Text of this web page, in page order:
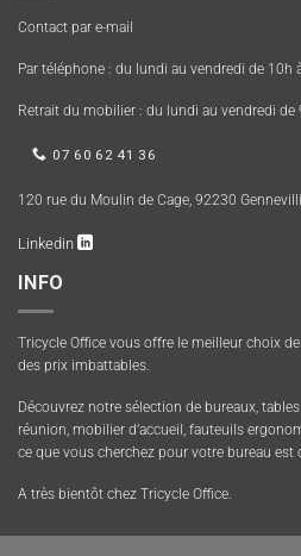
Contact par e-mail
Par téléphone : du lundi au vendredi de 10h
Retrait du mobilier : du lundi au vendredi de
07 60 62 41 36
120 rue du Moulin de Cage, 92230
Linkedin
INFO
Tricycle Office vous offre le meilleur choix
des prix imbattables.
Découvrez notre sélection de bureaux,
réunion, mobilier d’accueil, fauteuils
ce que vous cherchez pour votre bureau est
A très bientôt chez Tricycle Office.